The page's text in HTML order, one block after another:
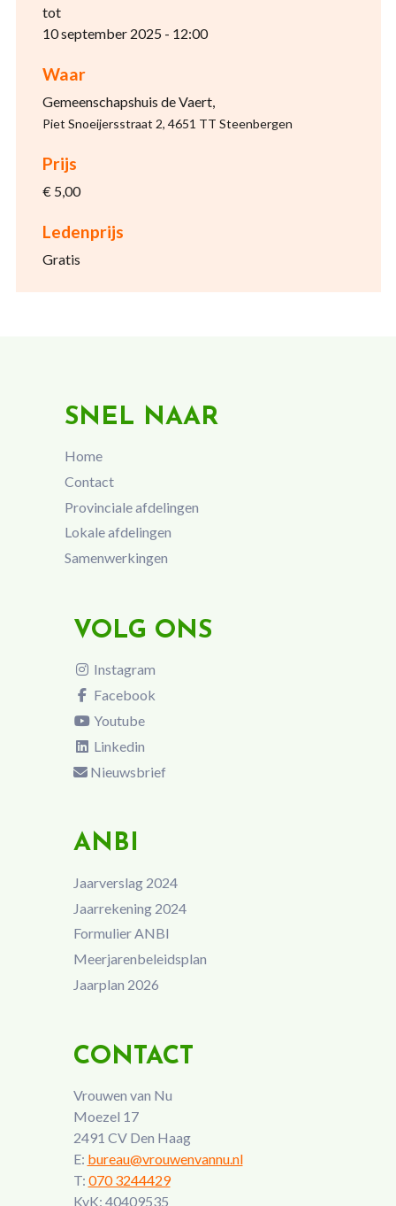
tot
10 september 2025 - 12:00
Waar
Gemeenschapshuis de Vaert,
Piet Snoeijersstraat 2, 4651 TT Steenbergen
Prijs
€ 5,00
Ledenprijs
Gratis
SNEL NAAR
Home
Contact
Provinciale afdelingen
Lokale afdelingen
Samenwerkingen
VOLG ONS
Instagram
Facebook
Youtube
Linkedin
Nieuwsbrief
ANBI
Jaarverslag 2024
Jaarrekening 2024
Formulier ANBI
Meerjarenbeleidsplan
Jaarplan 2026
CONTACT
Vrouwen van Nu
Moezel 17
2491 CV Den Haag
E: bureau@vrouwenvannu.nl
T: 070 3244429
KvK: 40409535